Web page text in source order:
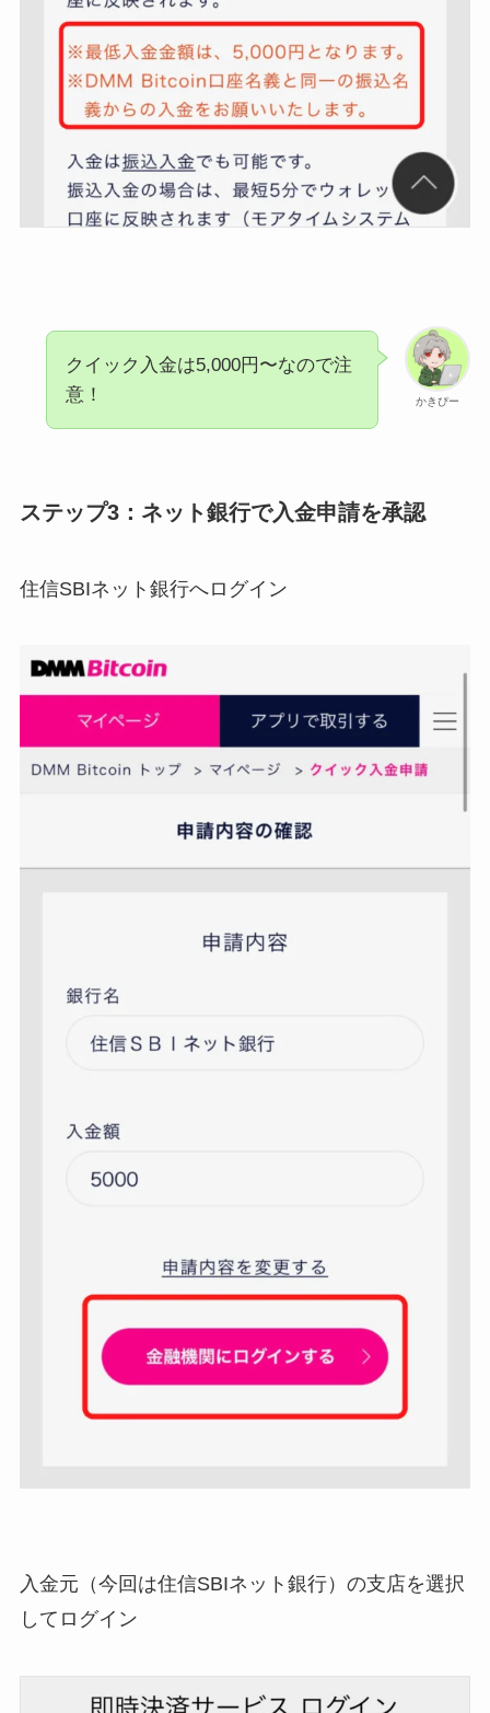
かきぴー
クイック入金は5,000円〜なので注
意！
ステップ3：ネット銀行で入金申請を承認
住信SBIネット銀行へログイン
入金元（今回は住信SBIネット銀行）の支店を選択
してログイン